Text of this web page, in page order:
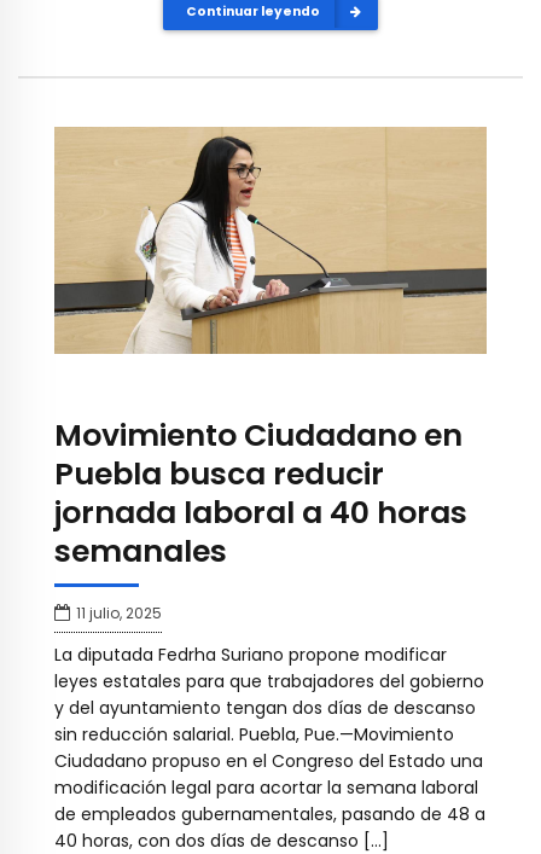
Continuar leyendo
Movimiento Ciudadano en
Puebla busca reducir
jornada laboral a 40 horas
semanales
11 julio, 2025
La diputada Fedrha Suriano propone modificar
leyes estatales para que trabajadores del gobierno
y del ayuntamiento tengan dos días de descanso
sin reducción salarial. Puebla, Pue.—Movimiento
Ciudadano propuso en el Congreso del Estado una
modificación legal para acortar la semana laboral
de empleados gubernamentales, pasando de 48 a
40 horas, con dos días de descanso […]